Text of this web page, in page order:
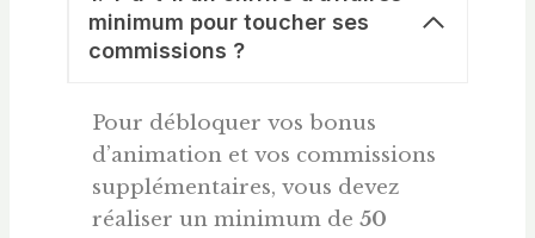
minimum pour toucher ses
commissions ?
Pour débloquer vos bonus
d’animation et vos commissions
supplémentaires, vous devez
réaliser un minimum de 50